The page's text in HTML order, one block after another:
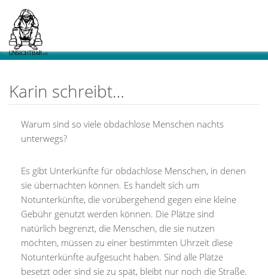
Karin schreibt…
Warum sind so viele obdachlose Menschen nachts
unterwegs?
Es gibt Unterkünfte für obdachlose Menschen, in denen
sie übernachten können. Es handelt sich um
Notunterkünfte, die vorübergehend gegen eine kleine
Gebühr genutzt werden können. Die Plätze sind
natürlich begrenzt, die Menschen, die sie nutzen
möchten, müssen zu einer bestimmten Uhrzeit diese
Notunterkünfte aufgesucht haben. Sind alle Plätze
besetzt oder sind sie zu spät, bleibt nur noch die Straße.